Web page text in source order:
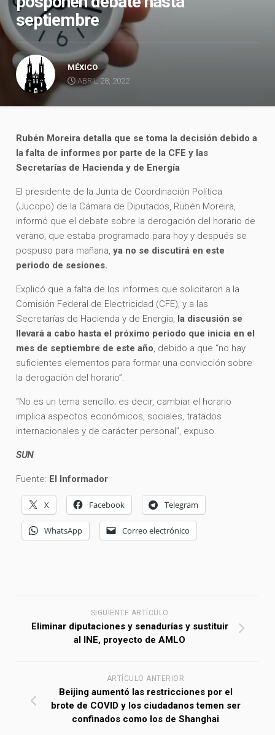
septiembre
MÉXICO
ABRIL 28, 2022
Rubén Moreira detalla que se toma la decisión debido a
la falta de informes por parte de la CFE y las
Secretarías de Hacienda y de Energía
El presidente de la Junta de Coordinación Política
(Jucopo) de la Cámara de Diputados, Rubén Moreira,
informó que el debate sobre la derogación del horario de
verano, que estaba programado para hoy y después se
pospuso para mañana,ya no se discutirá en este
periodo de sesiones.
Explicó que a falta de los informes que solicitaron a la
Comisión Federal de Electricidad (CFE), y a las
Secretarías de Hacienda y de Energía, la discusión se
llevará a cabo hasta el próximo periodo que inicia en el
mes de septiembre de este año, debido a que “no hay
suficientes elementos para formar una convicción sobre
la derogación del horario”.
“No es un tema sencillo; es decir, cambiar el horario
implica aspectos económicos, sociales, tratados
internacionales y de carácter personal”, expuso.
SUN
Fuente: El Informador
X Facebook Telegram
WhatsApp Correo electrónico
SIGUIENTE ARTÍCULO
Eliminar diputaciones y senadurías y sustituir
al INE, proyecto de AMLO
ARTÍCULO ANTERIOR
Beijing aumentó las restricciones por el
brote de COVID y los ciudadanos temen ser
confinados como los de Shanghai